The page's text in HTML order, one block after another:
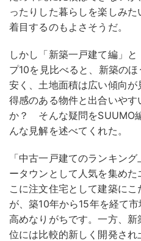
ったりした暮らしを楽しみ
着目するのもよさそうだ。
しかし「新築一戸建て編」
プ10を見比べると、新築の
安く、土地面積は広い傾向
得感のある物件と出合いや
か？ そんな疑問をSUUMO
んな見解を述べてくれた。
「中古一戸建てのランキン
ータウンとして人気を集め
こに注文住宅として建築に
が、築10年から15年を経て
高めなりがちです。一方、
位には比較的新しく開発さ